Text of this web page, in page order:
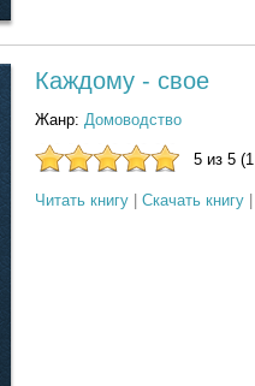
Каждому - свое
Жанр: Домоводство
5 из 5
Читать книгу Скачать книгу